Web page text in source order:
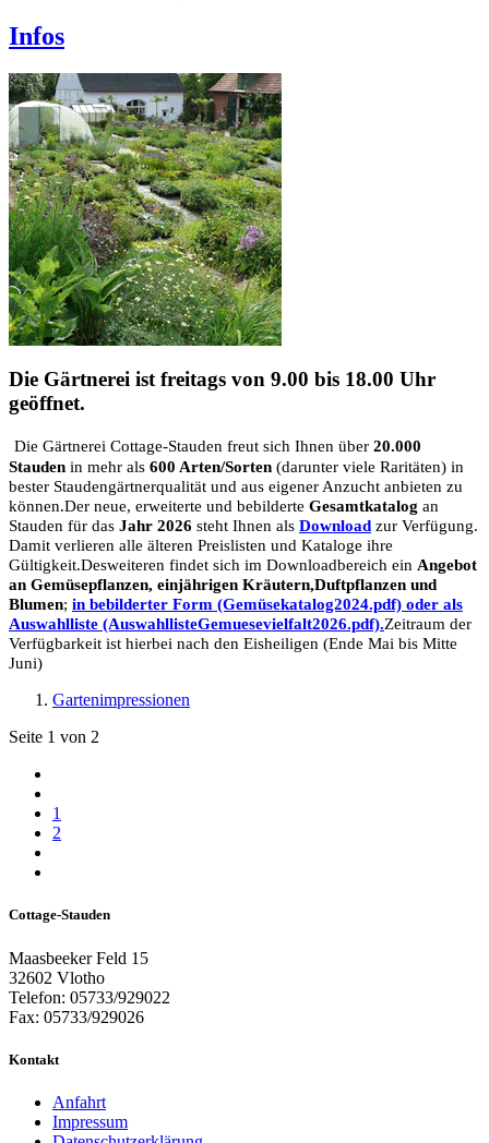
Infos
Die Gärtnerei ist freitags von 9.00 bis 18.00 Uhr
geöffnet.
Die Gärtnerei Cottage-Stauden freut sich Ihnen über 20.000
Stauden in mehr als 600 Arten/Sorten (darunter viele Raritäten) in
bester Staudengärtnerqualität und aus eigener Anzucht anbieten zu
können.Der neue, erweiterte und bebilderte Gesamtkatalog an
Stauden für das Jahr 2026 steht Ihnen als Download zur Verfügung.
Damit verlieren alle älteren Preislisten und Kataloge ihre
Gültigkeit.Desweiteren findet sich im Downloadbereich ein Angebot
an Gemüsepflanzen, einjährigen Kräutern,Duftpflanzen und
Blumen; in bebilderter Form (Gemüsekatalog2024.pdf) oder als
Auswahlliste (AuswahllisteGemuesevielfalt2026.pdf).Zeitraum der
Verfügbarkeit ist hierbei nach den Eisheiligen (Ende Mai bis Mitte
Juni)
Gartenimpressionen
Seite 1 von 2
1
2
Cottage-Stauden
Maasbeeker Feld 15
32602 Vlotho
Telefon: 05733/929022
Fax: 05733/929026
Kontakt
Anfahrt
Impressum